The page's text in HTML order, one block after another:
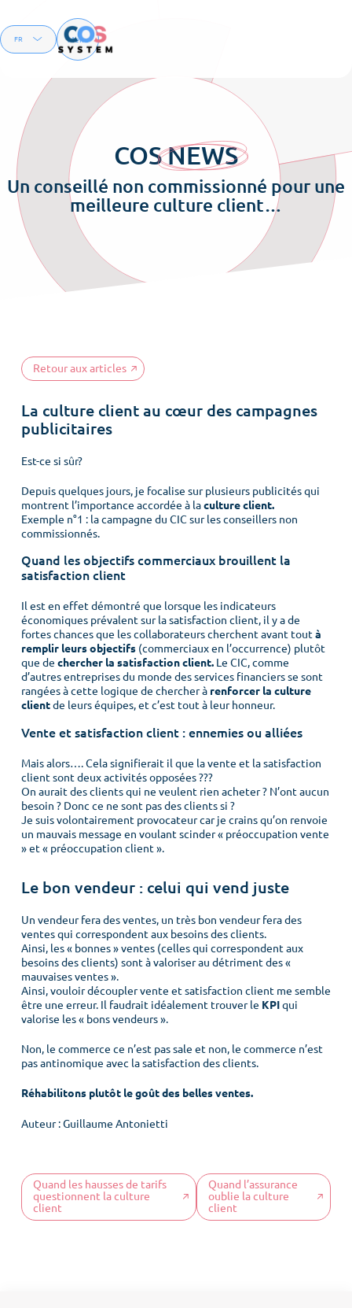
FR Menu
Menu
Accueil
Culture client
Nos offres
COS News
COSNEWS
Un conseillé non commissionné pour une
meilleure culture client…
Retour aux articles
La culture client au cœur des campagnes
publicitaires
Est-ce si sûr?
Depuis quelques jours, je focalise sur plusieurs publicités qui
montrent l’importance accordée à laculture client.
Exemple n°1 : la campagne du CIC sur les conseillers non
commissionnés.
Quand les objectifs commerciaux brouillent la
satisfaction client
Il est en effet démontré que lorsque les indicateurs
économiques prévalent sur la satisfaction client, il y a de
fortes chances que les collaborateurs cherchent avant toutà
remplir leurs objectifs (commerciaux en l’occurrence) plutôt
que de chercher la satisfaction client. Le CIC, comme
d’autres entreprises du monde des services financiers se sont
rangées à cette logique de chercher à renforcer la culture
clientde leurs équipes, et c’est tout à leur honneur.
Vente et satisfaction client : ennemies ou alliées
Mais alors…. Cela signifierait il que la vente et la satisfaction
client sont deux activités opposées ???
On aurait des clients qui ne veulent rien acheter ? N’ont aucun
besoin ? Donc ce ne sont pas des clients si ?
Je suis volontairement provocateur car je crains qu’on renvoie
un mauvais message en voulant scinder « préoccupation vente
» et « préoccupation client ».
Le bon vendeur : celui qui vend juste
Un vendeur fera des ventes, un très bon vendeur fera des
ventes qui correspondent aux besoins des clients.
Ainsi, les « bonnes » ventes (celles qui correspondent aux
besoins des clients) sont à valoriser au détriment des «
mauvaises ventes ».
Ainsi, vouloir découpler vente et satisfaction client me semble
être une erreur. Il faudrait idéalement trouver le KPIqui
valorise les « bons vendeurs ».
Non, le commerce ce n’est pas sale et non, le commerce n’est
pas antinomique avec la satisfaction des clients.
Réhabilitons plutôt le goût des belles ventes.
Auteur :Guillaume Antonietti
Quand les hausses de tarifs
questionnent la culture
client
Quand l’assurance
oublie la culture
client